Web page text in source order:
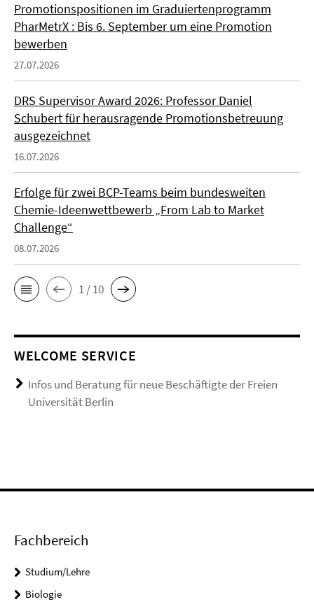
Promotionspositionen im Graduiertenprogramm
PharMetrX : Bis 6. September um eine Promotion
bewerben
27.07.2026
DRS Supervisor Award 2026: Professor Daniel
Schubert für herausragende Promotionsbetreuung
ausgezeichnet
16.07.2026
Erfolge für zwei BCP-Teams beim bundesweiten
Chemie-Ideenwettbewerb „From Lab to Market
Challenge“
08.07.2026
1 / 10
WELCOME SERVICE
Infos und Beratung für neue Beschäftigte der Freien
Universität Berlin
Fachbereich
Studium/Lehre
Biologie